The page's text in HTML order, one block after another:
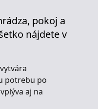
pokoj a
nájdete v
potrebu po
aj na